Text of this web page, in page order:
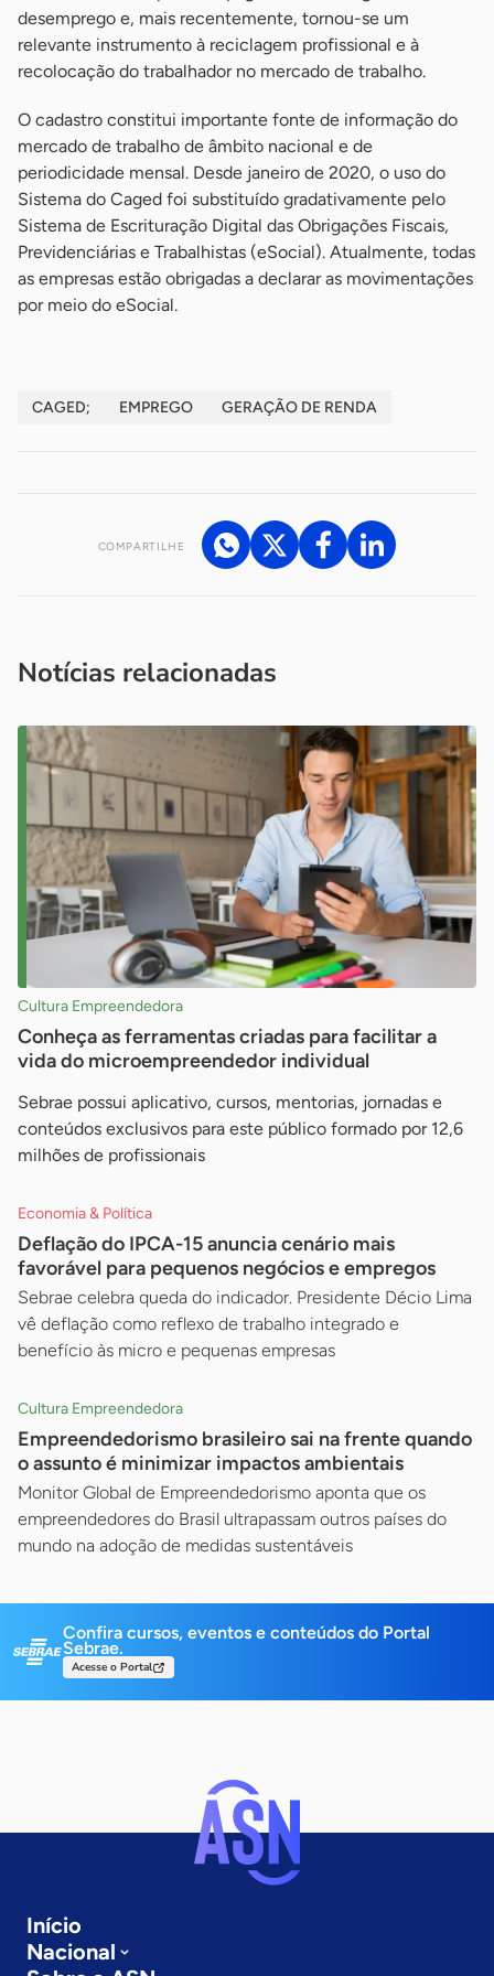
desemprego e, mais recentemente, tornou-se um
relevante instrumento à reciclagem profissional e à
recolocação do trabalhador no mercado de trabalho.
O cadastro constitui importante fonte de informação do
mercado de trabalho de âmbito nacional e de
periodicidade mensal. Desde janeiro de 2020, o uso do
Sistema do Caged foi substituído gradativamente pelo
Sistema de Escrituração Digital das Obrigações Fiscais,
Previdenciárias e Trabalhistas (eSocial). Atualmente, todas
as empresas estão obrigadas a declarar as movimentações
por meio do eSocial.
CAGED; EMPREGO GERAÇÃO DE RENDA
COMPARTILHE
Notícias relacionadas
Cultura Empreendedora
Conheça as ferramentas criadas para facilitar a
vida do microempreendedor individual
Sebrae possui aplicativo, cursos, mentorias, jornadas e
conteúdos exclusivos para este público formado por 12,6
milhões de profissionais
Economia & Política
Deflação do IPCA-15 anuncia cenário mais
favorável para pequenos negócios e empregos
Sebrae celebra queda do indicador. Presidente Décio Lima
vê deflação como reflexo de trabalho integrado e
benefício às micro e pequenas empresas
Cultura Empreendedora
Empreendedorismo brasileiro sai na frente quando
o assunto é minimizar impactos ambientais
Monitor Global de Empreendedorismo aponta que os
empreendedores do Brasil ultrapassam outros países do
mundo na adoção de medidas sustentáveis
Confira cursos, eventos e conteúdos do Portal
Sebrae.
Acesse o Portal
Início
Nacional